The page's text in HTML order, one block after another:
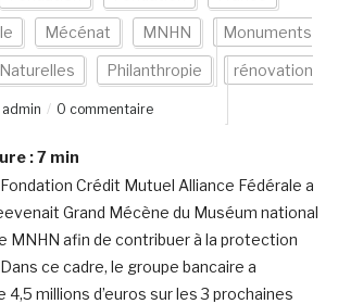
Mécénat MNHN Monuments
Philanthropie rénovation
admin 0 commentaire
:7 min
Crédit Mutuel Alliance Fédérale a
Grand Mécène du Muséum national
MNHN afin de contribuer à la protection
ce cadre, le groupe bancaire a
4,5 millions d’euros sur les 3 prochaines